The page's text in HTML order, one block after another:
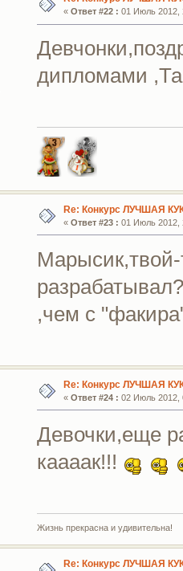
« Ответ #22 : 01 Июль 2012,
дипломами
Re: Конкурс ЛУЧШАЯ
« Ответ #23 : 01 Июль 2012,
,чем с
Re: Конкурс ЛУЧШАЯ
« Ответ #24 : 02 Июль 2012,
Девочки,еще
каааак!!!
Жизнь прекрасна и удивительна!
Re: Конкурс ЛУЧШАЯ